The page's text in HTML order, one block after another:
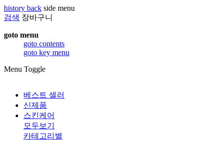
history back side menu
검색 장바구니
goto menu
goto contents
goto key menu
Menu Toggle
베스트 셀러
신제품
스킨케어
모두보기
카테고리별